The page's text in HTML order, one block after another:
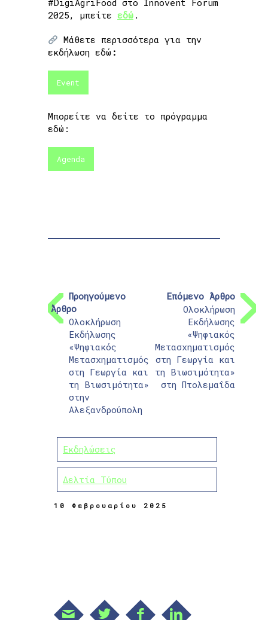
#DigiAgriFood στο Innovent Forum
2025, μπείτε εδώ .
Μάθετε περισσότερα για την
εκδήλωση εδώ :
Event
Μπορείτε να δείτε το πρόγραμμα
εδώ:
Agenda
Προηγούμενο
Άρθρο
Ολοκλήρωση
Εκδήλωσης
«Ψηφιακός
Μετασχηματισμός
στη Γεωργία και
τη Βιωσιμότητα»
στην
Αλεξανδρούπολη
Επόμενο Άρθρο
Ολοκλήρωση
Εκδήλωσης
«Ψηφιακός
Μετασχηματισμός
στη Γεωργία και
τη Βιωσιμότητα»
στη Πτολεμαΐδα
Εκδηλώσεις
Δελτία Τύπου
10 Φεβρουαρίου 2025